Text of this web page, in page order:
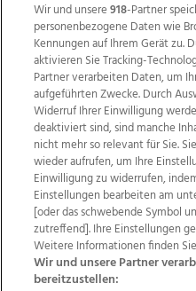
Wir über uns
Datenschutz
AGB Website
Wir und unsere918-Partner
personenbezogene Daten wie
Kennungen auf Ihrem Gerät zu.
aktivieren Sie Tracking-
Partner verarbeiten Daten, um
aufgeführten Zwecke. Durch
Widerruf Ihrer Einwilligung
deaktiviert sind, sind manche
nicht mehr so relevant für Sie.
wieder aufrufen, um Ihre
Einwilligung zu widerrufen,
Einstellungen bearbeiten am
[oder das schwebende Symbol
zutreffend]. Ihre Einstellungen
Weitere Informationen finden
Wir und unsere Partner
bereitzustellen: